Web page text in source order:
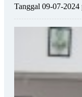
Tanggal 09-07-2024